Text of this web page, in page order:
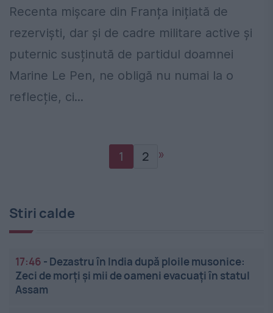
Recenta mișcare din Franța inițiată de
rezerviști, dar și de cadre militare active și
puternic susținută de partidul doamnei
Marine Le Pen, ne obligă nu numai la o
reflecție, ci...
1 2 »
Stiri calde
17:46 - Dezastru în India după ploile musonice:
Zeci de morți și mii de oameni evacuați în statul
Assam